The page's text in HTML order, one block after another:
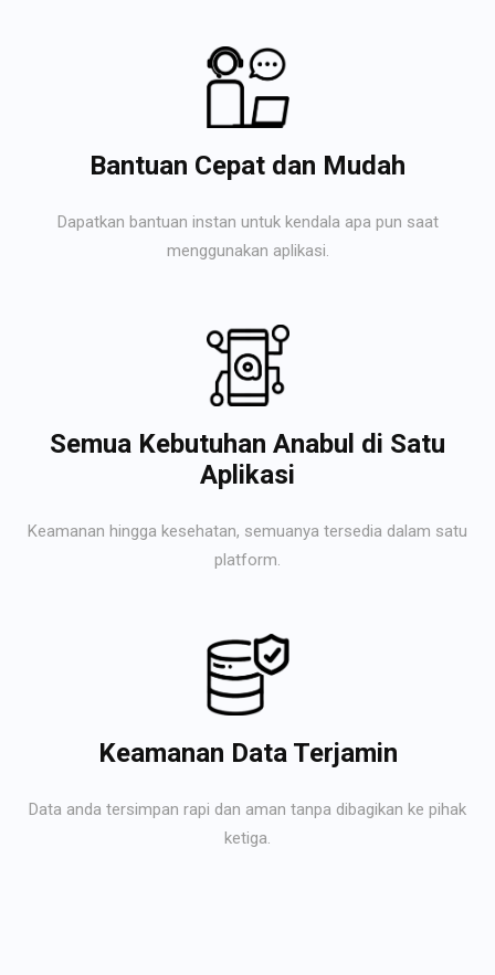
Bantuan Cepat dan Mudah
Dapatkan bantuan instan untuk kendala apa pun saat
menggunakan aplikasi.
Semua Kebutuhan Anabul di Satu
Aplikasi
Keamanan hingga kesehatan, semuanya tersedia dalam satu
platform.
Keamanan Data Terjamin
Data anda tersimpan rapi dan aman tanpa dibagikan ke pihak
ketiga.